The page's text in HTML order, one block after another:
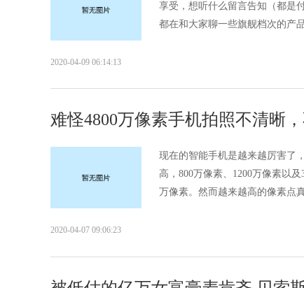
享受，想听什么留言告知（都是
都在和大家聊一些旗舰档次的产
2020-04-09 06:14:13
难怪4800万像素手机拍照不清晰
现在的智能手机是越来越厉害了
高，800万像素、1200万像素以
万像素。然而越来越高的像素点
2020-04-07 09:06:23